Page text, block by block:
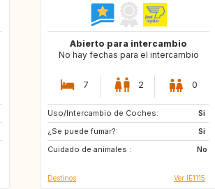
Abierto para intercambio
No hay fechas para el intercambio
7 2 0
Uso/Intercambio de Coches:
Si
¿Se puede fumar?:
Si
Cuidado de animales :
No
IT
FR
Destinos Ver IE1115